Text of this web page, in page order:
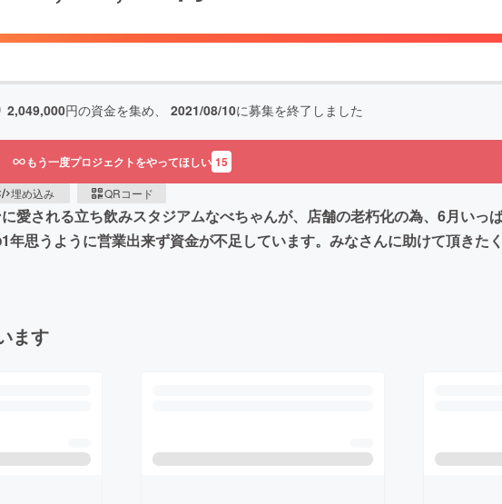
2,049,000円の資金を集め、 2021/08/10に募集を終了しました
もう一度プロジェクトをやってほしい 15
埋め込み QRコード
愛される立ち飲みスタジアムなべちゃんが、店舗の老朽化の為、6月いっ
思うように営業出来ず資金が不足しています。みなさんに助けて頂きた
ます